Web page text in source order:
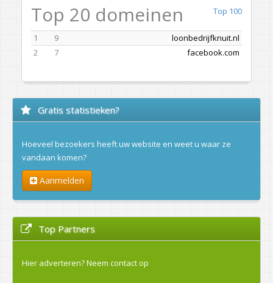
Top 100
Top 20 domeinen
1 9
loonbedrijfknuit.nl
2
7 facebook.com
Gratis statistieken?
Hoeveel bezoekers heeft uw website en weet u waar ze
vandaan komen?
Aanmelden
Top Partners
Hier adverteren?Neem contact op